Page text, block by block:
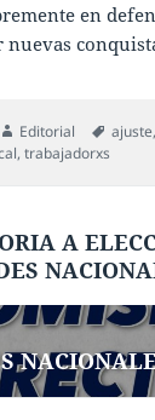
en
nuevas
Autor
Editorial ajuste
,trabajadorxs
A